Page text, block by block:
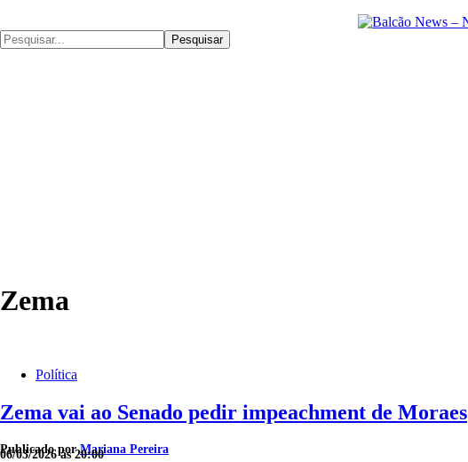
Pesquisar
Zema
Política
Zema vai ao Senado pedir impeachment de Moraes
Publicado porMariana Pereira
06/03/2026 às 20:00